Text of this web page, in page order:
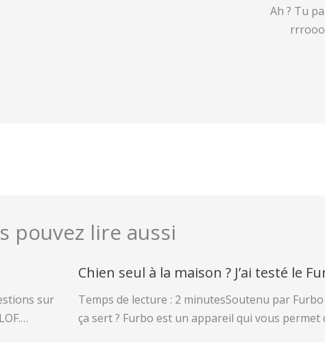
Ah ? Tu
pouvez lire aussi
sur
Chien seul à la maison ? J’ai testé le
Temps de lecture : 2 minutesSoutenu par
ça sert ? Furbo est un appareil qui vous permet